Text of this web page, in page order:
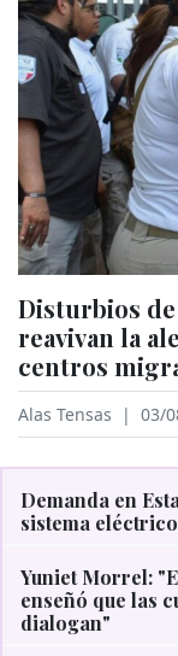
Disturbios
reavivan la
centros
Alas Tensas | 03/
Demanda en
sistema
Yuniet Morrel:
enseñó que las
dialogan"